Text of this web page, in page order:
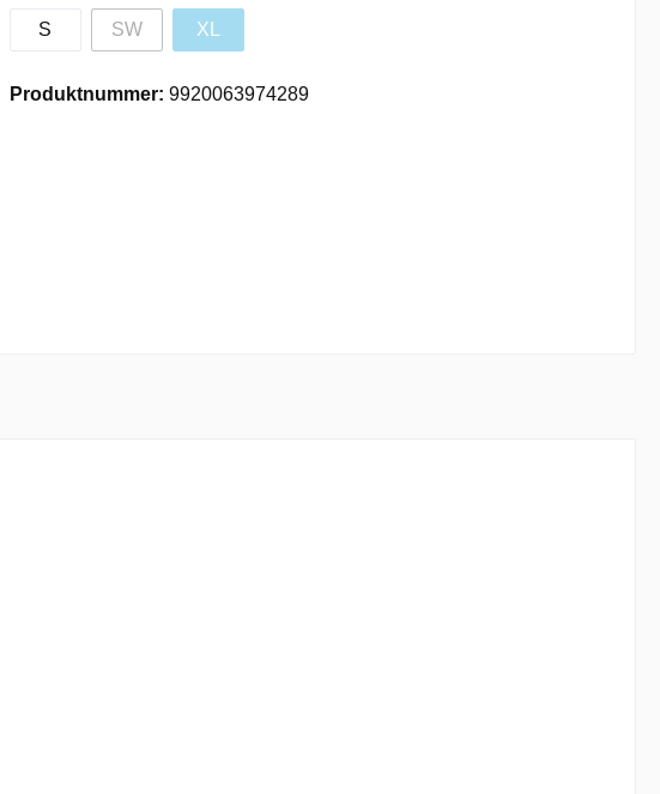
S SW XL
Produktnummer: 9920063974289